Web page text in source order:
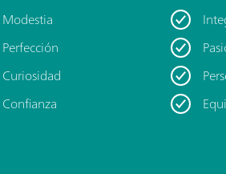
Modestia
Perfección
Curiosidad
Confianza